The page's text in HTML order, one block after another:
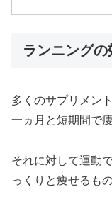
ランニング
多くのサプリメン
一ヵ月と短期間で
それに対して運動
っくりと痩せるもの